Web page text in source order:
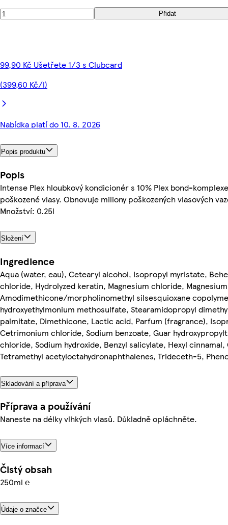
Přidat
99,90 Kč Ušetřete 1/3 s Clubcard
(399,60 Kč/l)
Nabídka platí do 10. 8. 2026
Popis produktu
Popis
Intense Plex hloubkový kondicionér s 10% Plex bond-
poškozené vlasy. Obnovuje miliony poškozených vlasových
Množství: 0.25l
Složení
Ingredience
Aqua (water, eau), Cetearyl alcohol, Isopropyl myristate,
chloride, Hydrolyzed keratin, Magnesium chloride,
Amodimethicone/morpholinomethyl silsesquioxane
hydroxyethylmonium methosulfate, Stearamidopropyl
palmitate, Dimethicone, Lactic acid, Parfum (fragrance),
Cetrimonium chloride, Sodium benzoate, Guar
chloride, Sodium hydroxide, Benzyl salicylate, Hexyl
Tetramethyl acetyloctahydronaphthalenes, Trideceth-5,
Skladování a příprava
Příprava a používání
Naneste na délky vlhkých vlasů. Důkladně opláchněte.
Více informací
Čistý obsah
250ml ℮
Údaje o značce